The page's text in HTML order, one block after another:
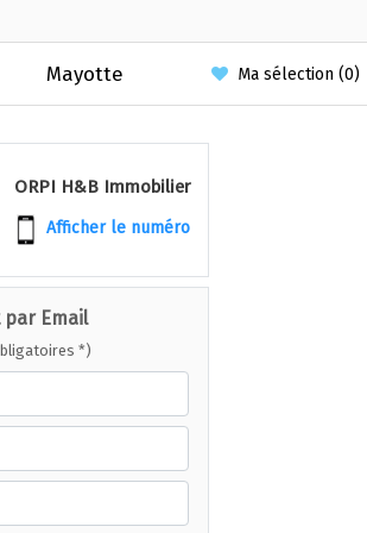
Mayotte Ma sélection (0)
ORPI H&B Immobilier
Afficher le numéro
par Email
*)